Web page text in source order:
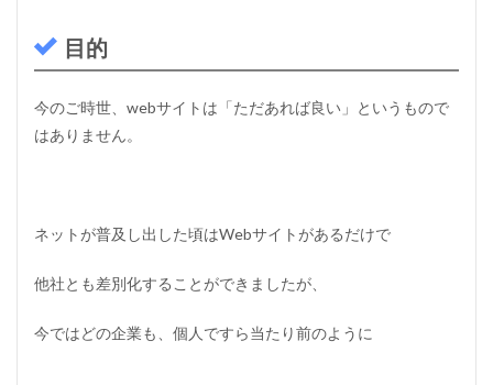
目的
今のご時世、webサイトは「ただあれば良い」というもので
はありません。
ネットが普及し出した頃はWebサイトがあるだけで
他社とも差別化することができましたが、
今ではどの企業も、個人ですら当たり前のように